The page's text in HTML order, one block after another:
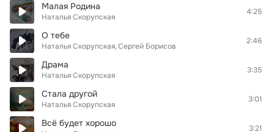
Малая Родина
Наталья Скорупская
4:25
О тебе
Наталья Скорупская Сергей Борисов
2:46
Драма
Наталья Скорупская
3:35
Стала другой
Наталья Скорупская
3:01
Всё будет хорошо 3:21